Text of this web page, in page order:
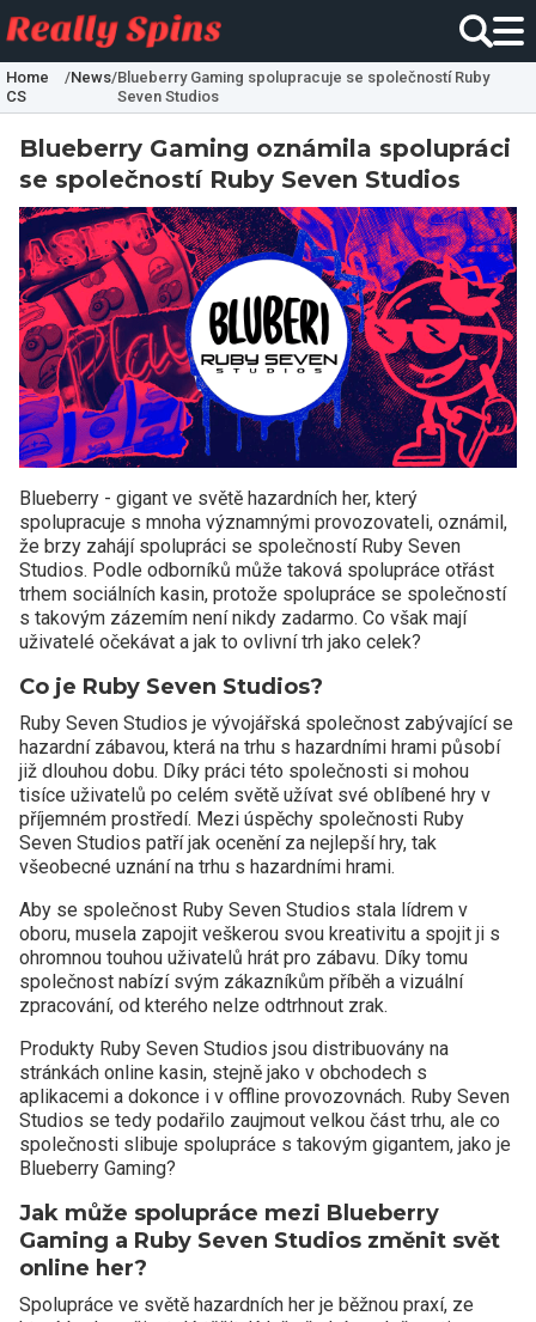
Home
CS
/News/Blueberry Gaming spolupracuje se společností Ruby
Seven Studios
Blueberry Gaming oznámila spolupráci
se společností Ruby Seven Studios
Blueberry - gigant ve světě hazardních her, který
spolupracuje s mnoha významnými provozovateli, oznámil,
že brzy zahájí spolupráci se společností Ruby Seven
Studios. Podle odborníků může taková spolupráce otřást
trhem sociálních kasin, protože spolupráce se společností
s takovým zázemím není nikdy zadarmo. Co však mají
uživatelé očekávat a jak to ovlivní trh jako celek?
Co je Ruby Seven Studios?
Ruby Seven Studios je vývojářská společnost zabývající se
hazardní zábavou, která na trhu s hazardními hrami působí
již dlouhou dobu. Díky práci této společnosti si mohou
tisíce uživatelů po celém světě užívat své oblíbené hry v
příjemném prostředí. Mezi úspěchy společnosti Ruby
Seven Studios patří jak ocenění za nejlepší hry, tak
všeobecné uznání na trhu s hazardními hrami.
Aby se společnost Ruby Seven Studios stala lídrem v
oboru, musela zapojit veškerou svou kreativitu a spojit ji s
ohromnou touhou uživatelů hrát pro zábavu. Díky tomu
společnost nabízí svým zákazníkům příběh a vizuální
zpracování, od kterého nelze odtrhnout zrak.
Produkty Ruby Seven Studios jsou distribuovány na
stránkách online kasin, stejně jako v obchodech s
aplikacemi a dokonce i v offline provozovnách. Ruby Seven
Studios se tedy podařilo zaujmout velkou část trhu, ale co
společnosti slibuje spolupráce s takovým gigantem, jako je
Blueberry Gaming?
Jak může spolupráce mezi Blueberry
Gaming a Ruby Seven Studios změnit svět
online her?
Spolupráce ve světě hazardních her je běžnou praxí, ze